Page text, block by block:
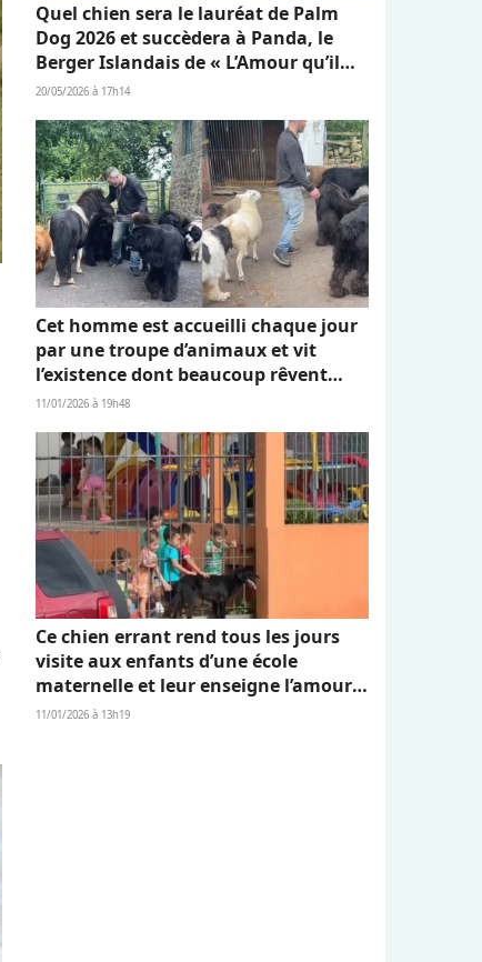
Quel chien sera le lauréat de Palm
Dog 2026 et succèdera à Panda, le
Berger Islandais de « L’Amour qu’il
nous reste » ?
20/05/2026 à 17h14
Cet homme est accueilli chaque jour
par une troupe d’animaux et vit
l’existence dont beaucoup rêvent
(vidéo)
11/01/2026 à 19h48
Ce chien errant rend tous les jours
visite aux enfants d’une école
maternelle et leur enseigne l’amour
et l’empathie (vidéo)
11/01/2026 à 13h19